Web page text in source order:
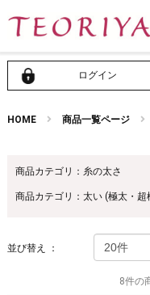
ログイン
HOME 商品一覧ページ
商品カテゴリ：糸の太さ
商品カテゴリ：太い (極太・超
並び替え ：
8件の